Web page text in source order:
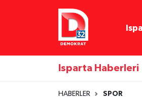
Isparta Haberleri
HABERLER SPOR
Isparta Nöbetçi Eczaneler
Isparta Hava Durumu
Isparta Namaz Vakitleri